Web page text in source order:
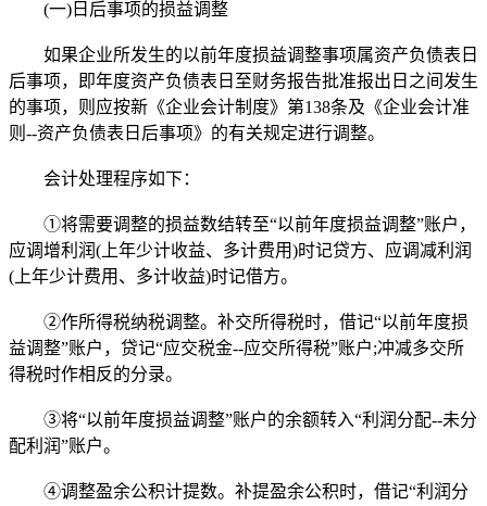
(一)日后事项的损益调整
如果企业所发生的以前年度损益调整事项属资产负债表日
后事项，即年度资产负债表日至财务报告批准报出日之间发生
的事项，则应按新《企业会计制度》第138条及《企业会计准
则--资产负债表日后事项》的有关规定进行调整。
会计处理程序如下：
①将需要调整的损益数结转至“以前年度损益调整”账户，
应调增利润(上年少计收益、多计费用)时记贷方、应调减利润
(上年少计费用、多计收益)时记借方。
②作所得税纳税调整。补交所得税时，借记“以前年度损
益调整”账户，贷记“应交税金--应交所得税”账户;冲减多交所
得税时作相反的分录。
③将“以前年度损益调整”账户的余额转入“利润分配--未分
配利润”账户。
④调整盈余公积计提数。补提盈余公积时，借记“利润分